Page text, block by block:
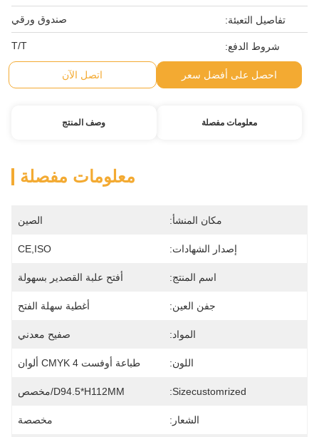
تفاصيل التعبئة: صندوق ورقي
شروط الدفع: T/T
احصل على أفضل سعر اتصل الآن
معلومات مفصلة وصف المنتج
معلومات مفصلة
مكان المنشأ: الصين
إصدار الشهادات: CE,ISO
اسم المنتج: أفتح علبة القصدير بسهولة
جفن العين: أغطية سهلة الفتح
المواد: صفيح معدني
اللون: طباعة أوفست CMYK 4 ألوان
Sizecustomrized: D94.5*H112MM/مخصص
الشعار: مخصصة